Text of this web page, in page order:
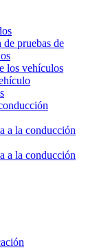
pruebas de
los vehículos
a la conducción
a la conducción